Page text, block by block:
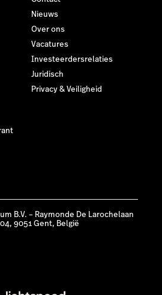
Nieuws
Over ons
Vacatures
Investeerdersrelaties
Juridisch
Privacy & Veiligheid
B.V. – Raymonde De Larochelaan
9051 Gent, België